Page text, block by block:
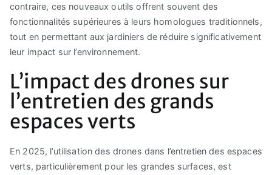
contraire, ces nouveaux outils offrent souvent des
fonctionnalités supérieures à leurs homologues traditionnels,
tout en permettant aux jardiniers de réduire significativement
leur impact sur l’environnement.
L’impact des drones sur
l’entretien des grands
espaces verts
En 2025, l’utilisation des drones dans l’entretien des espaces
verts, particulièrement pour les grandes surfaces, est